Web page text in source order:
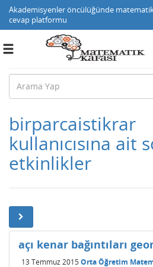
Akademisyenler öncülüğünde
cevap platformu
Toggle
birparcaistikrar
kullanıcısına ait
etkinlikler
açı kenar bağıntıları
13 Temmuz 2015 Orta Öğretim